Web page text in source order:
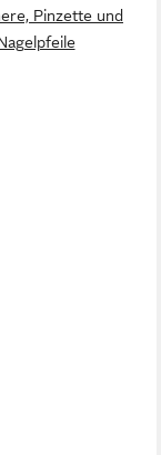
Pinzette und